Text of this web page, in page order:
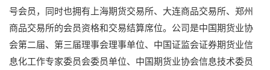
号会员，同时也拥有上海期货交易所、大连商品交易所、郑州
商品交易所的会员资格和交易结算席位。公司是中国期货业协
会第二届、第三届理事会理事单位、中国证监会证券期货业信
息化工作专家委员会委员单位、中国期货业协会信息技术委员